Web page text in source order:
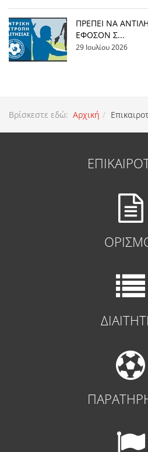
ΠΡΕΠΕΙ ΝΑ
ΕΦΟΣΟΝ Σ...
29 Ιουλίου 2026
Βρίσκεστε εδώ: Αρχική